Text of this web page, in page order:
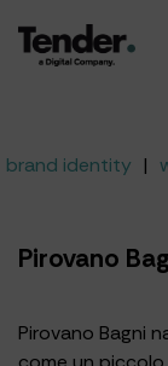
brand identity |
Pirovano
Pirovano Bagni